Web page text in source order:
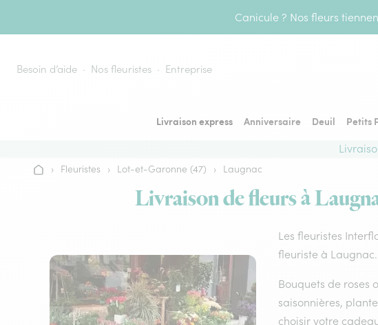
Canicule ? Nos fleurs
Besoin d’aide Nos fleuristes Entreprise
Livraison express Anniversaire Deuil Petits
Accueil
› Fleuristes › Lot-et-Garonne (47) › Laugnac
Livraison de fleurs à
Les fleuristes
fleuriste à
Bouquets de roses
saisonnières,
choisir votre